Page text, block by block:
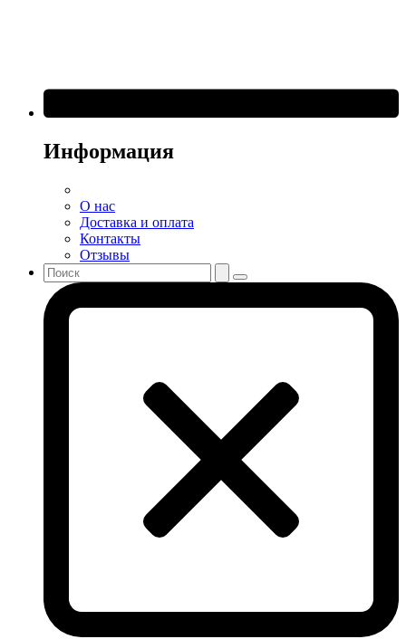
Информация
О нас
Доставка и оплата
Контакты
Отзывы